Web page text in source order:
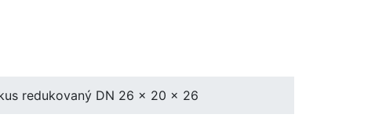
redukovaný DN 26 x 20 x 26